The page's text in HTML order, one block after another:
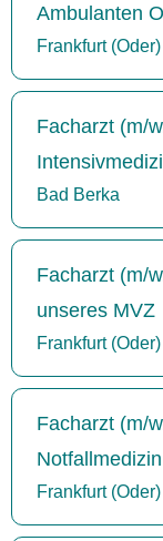
Ambulanten
Frankfurt (Oder)
Facharzt (m/
Bad Berka
Facharzt (m/
unseres MVZ
Frankfurt (Oder)
Facharzt (m/
Notfallmedizin
Frankfurt (Oder)